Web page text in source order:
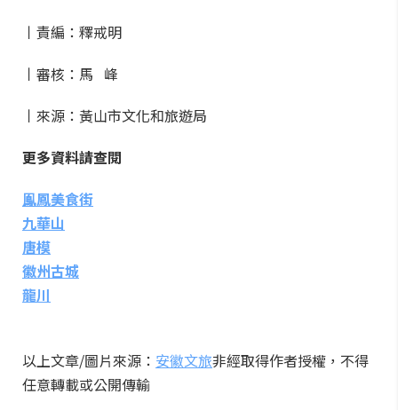
丨責編：釋戒明
丨審核：馬 峰
丨來源：黃山市文化和旅遊局
更多資料請查閱
鳯鳳美食街
九華山
唐模
徽州古城
龍川
以上文章/圖片來源： 安徽文旅非經取得作者授權，不得
任意轉載或公開傳輸